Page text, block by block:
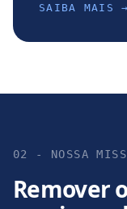
SAIBA MAIS →
02 - NOSSA
Remover